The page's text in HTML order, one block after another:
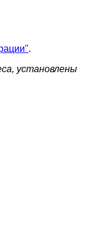
.
установлены